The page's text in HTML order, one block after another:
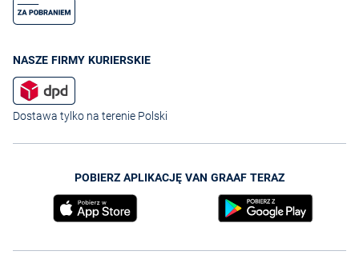
NASZE FIRMY KURIERSKIE
Dostawa tylko na terenie Polski
POBIERZ APLIKACJĘ VAN GRAAF TERAZ